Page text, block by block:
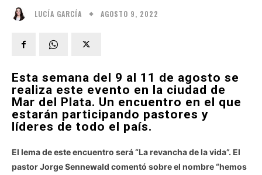
LUCÍA GARCÍA AGOSTO 9, 2022
Esta semana del 9 al 11 de agosto se
realiza este evento en la ciudad de
Mar del Plata. Un encuentro en el que
estarán participando pastores y
líderes de todo el país.
El lema de este encuentro será “La revancha de la vida”. El
pastor Jorge Sennewald comentó sobre el nombre “hemos